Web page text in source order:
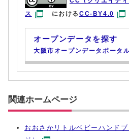
ス
におけるCC-BY4.0
オープンデータを探す
大阪市オープンデータポータ
関連ホームページ
おおさかリトルベビーハンド